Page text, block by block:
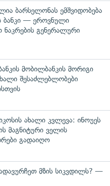
ბარსელონას ემშვიდობება
ბანკი — ეროვნული
გენერალური
მობილბანკის მორიგი
შესაძლებლობები
ახალი კვლევა: ინოუეს
მაგნიტური ველის
გადაიღო
მზის სიკვდილს? —